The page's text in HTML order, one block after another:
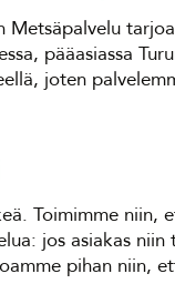
Metsäpalvelu
pääasiassa
joten
Toimimme niin,
jos asiakas
pihan niin,